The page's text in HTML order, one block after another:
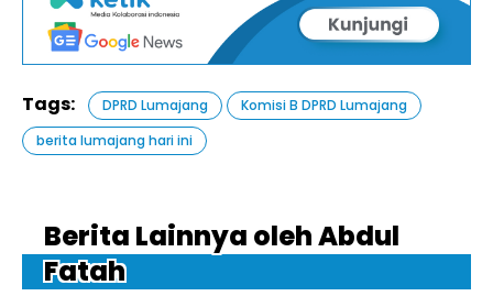
Tags: DPRD Lumajang
Komisi B DPRD Lumajang
berita lumajang hari ini
Berita Lainnya oleh Abdul
Fatah